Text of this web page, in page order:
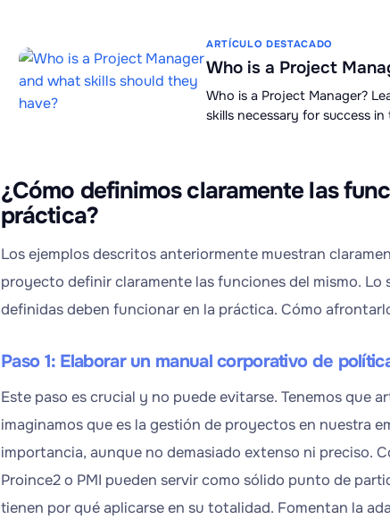
ARTÍCULO DESTACADO
Who is a Project
Who is a Project Manager?
skills necessary for success in
¿Cómo definimos claramente las
práctica?
Los ejemplos descritos anteriormente muestran
proyecto definir claramente las funciones del mismo.
definidas deben funcionar en la práctica. Cómo
Paso 1: Elaborar un manual corporativo de
Este paso es crucial y no puede evitarse. Tenemos que
imaginamos que es la gestión de proyectos en nuestra
importancia, aunque no demasiado extenso ni preciso.
Proince2 o PMI pueden servir como sólido punto de
tienen por qué aplicarse en su totalidad. Fomentan la